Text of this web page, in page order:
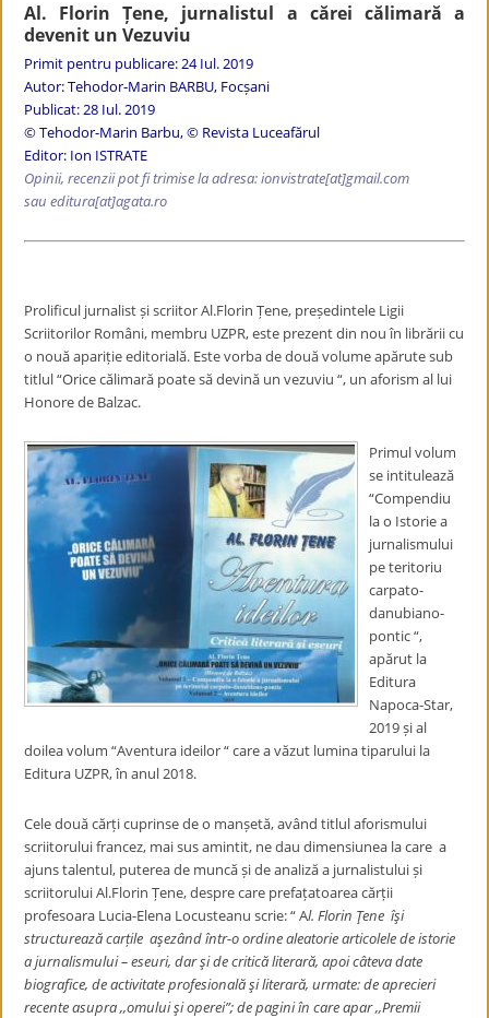
Al. Florin Țene, jurnalistul a cărei călimară a
devenit un Vezuviu
Primit pentru publicare: 24 Iul. 2019
Autor: Tehodor-Marin BARBU, Focșani
Publicat: 28 Iul. 2019
© Tehodor-Marin Barbu, © Revista Luceafărul
Editor: Ion ISTRATE
Opinii, recenzii pot fi trimise la adresa: ionvistrate[at]gmail.com
sau editura[at]agata.ro
Prolificul jurnalist și scriitor Al.Florin Țene, președintele Ligii
Scriitorilor Români, membru UZPR, este prezent din nou în librării cu
o nouă apariție editorială. Este vorba de două volume apărute sub
titlul “Orice călimară poate să devină un vezuviu “, un aforism al lui
Honore de Balzac.
Primul volum
se intitulează
“Compendiu
la o Istorie a
jurnalismului
pe teritoriu
carpato-
danubiano-
pontic “,
apărut la
Editura
Napoca-Star,
2019 și al
doilea volum “Aventura ideilor “ care a văzut lumina tiparului la
Editura UZPR, în anul 2018.
Cele două cărți cuprinse de o manșetă, având titlul aforismului
scriitorului francez, mai sus amintit, ne dau dimensiunea la care a
ajuns talentul, puterea de muncă și de analiză a jurnalistului și
scriitorului Al.Florin Țene, despre care prefațatoarea cărții
profesoara Lucia-Elena Locusteanu scrie: “ Al. Florin Ţene îşi
structurează carțile aşezând într-o ordine aleatorie articolele de istorie
a jurnalismului – eseuri, dar şi de critică literară, apoi câteva date
biografice, de activitate profesională şi literară, urmate: de aprecieri
recente asupra ,,omului şi operei”; de pagini în care apar ,,Premii